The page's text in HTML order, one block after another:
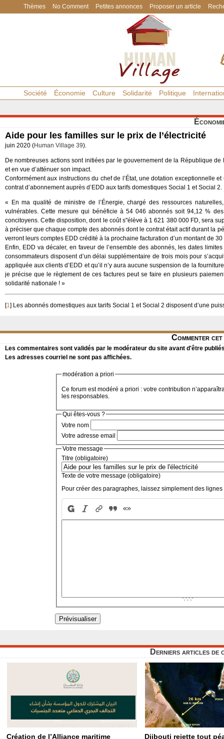
Thèmes No Comment Petites annonces Proposer un article
Société Économie Culture Solidarité Politique
Aide pour les familles sur le prix de l’électricité
juin 2020 (Human Village 39).
De nombreuses actions sont initiées par le gouvernement de la République
et en vue d’atténuer son impact.
Conformément aux instructions du chef de l’État, une dotation exceptionnelle
contrat d’abonnement auprès d’EDD aux tarifs domestiques Social 1 et Social
« En ma qualité de ministre de l’Énergie, chargé des ressources
vulnérables. Cette mesure qui bénéficie à 54 046 abonnés soit 94,12 %
concitoyens. Cette disposition, dont le coût s"élève à 1 621 380 000 FD, sera
à préciser que chaque compte des abonnés dont le contrat était actif durant la
verront leurs comptes EDD crédité à la prochaine facturation d’un montant de 30
Enfin, EDD va décaler, en faveur de l’ensemble des abonnés, les dates
consommateurs disposent d’un délai supplémentaire de trois mois pour
appliquée aux clients d’EDD et qu’il n’y aura aucune suspension de la
je précise que le règlement de ces factures peut se faire en plusieurs
solidarité nationale ! »
[1] Les abonnés domestiques aux tarifs Social 1 et Social 2 disposent d’une
Commenter
Les commentaires sont validés par le modérateur du site avant d'être
Les adresses courriel ne sont pas affichées.
modération a priori
Ce forum est modéré a priori : votre contribution
les responsables.
Qui êtes-vous ?
Votre nom
Votre adresse email
Votre message
Titre (obligatoire)
Texte de votre message (obligatoire)
Pour créer des paragraphes, laissez simplement des lignes
Derniers articles de
Création de l’Alliance maritime
Djibouti rejette tout